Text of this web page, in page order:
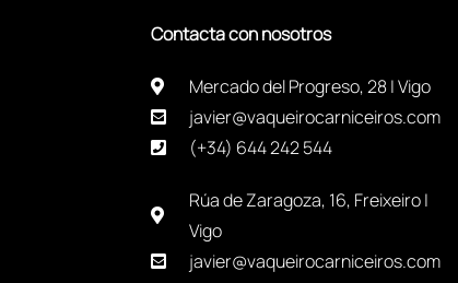
Contacta con nosotros
Mercado del Progreso, 28 | Vigo
javier@vaqueirocarniceiros.com
(+34) 644 242 544
Rúa de Zaragoza, 16, Freixeiro |
Vigo
javier@vaqueirocarniceiros.com